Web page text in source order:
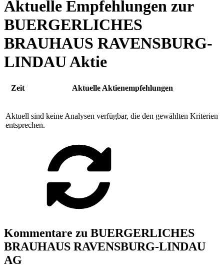
Aktuelle Empfehlungen zur
BUERGERLICHES
BRAUHAUS RAVENSBURG-
LINDAU Aktie
Zeit Aktuelle Aktienempfehlungen
Aktuell sind keine Analysen verfügbar, die den gewählten Kriterien
entsprechen.
Kommentare zu BUERGERLICHES
BRAUHAUS RAVENSBURG-LINDAU
AG